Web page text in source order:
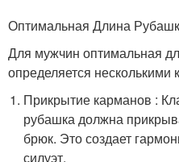
Оптимальная Длина
Для мужчин оптимальная
определяется несколькими
Прикрытие карманов :
рубашка должна
брюк. Это создает
силуэт.